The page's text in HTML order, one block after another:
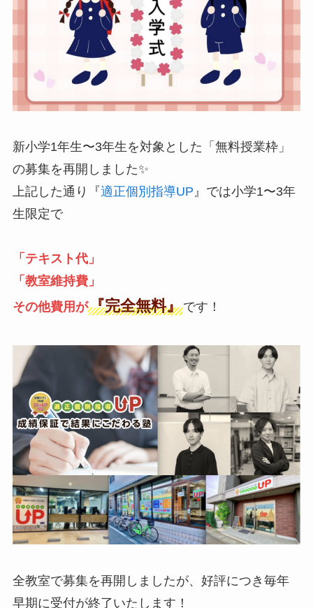
新小学1年生〜3年生を対象とした「無料授業枠」
の募集を再開しました✨
上記した通り『適正個別指導UP』では小学1〜3年
生限定で
「テキスト代」
「教室維持費」
その他費用が『完全無料』です！
全教室で募集を再開しましたが、好評につき毎年
早期に受付が終了いたします！